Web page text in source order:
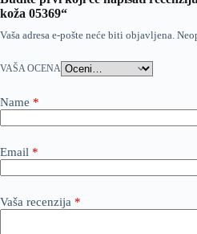
koža 05369“
Vaša adresa e-pošte neće biti objavljena.
VAŠA OCENA
Name *
Email *
Vaša recenzija *